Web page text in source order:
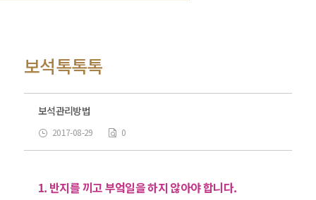
보석톡톡톡
보석관리방법
2017-08-29 0
1. 반지를 끼고 부엌일을 하지 않아야 합니다.